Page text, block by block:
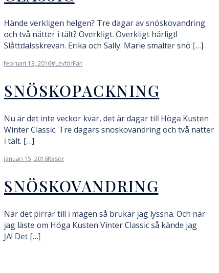
Hände verkligen helgen? Tre dagar av snöskovandring
och två nätter i tält? Overkligt. Overkligt härligt!
Slåttdalsskrevan. Erika och Sally. Marie smälter snö […]
februari 13, 2016#LevförFan
SNÖSKOPACKNING
Nu är det inte veckor kvar, det är dagar till Höga Kusten
Winter Classic. Tre dagars snöskovandring och två nätter
i tält. […]
januari 15, 2016Resor
SNÖSKOVANDRING
När det pirrar till i magen så brukar jag lyssna. Och när
jag läste om Höga Kusten Vinter Classic så kände jag
JA! Det […]